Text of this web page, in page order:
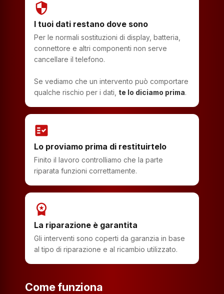
security
I tuoi dati restano dove sono
Per le normali sostituzioni di display, batteria,
connettore e altri componenti non serve
cancellare il telefono.
Se vediamo che un intervento può comportare
qualche rischio per i dati, te lo diciamo prima.
fact_check
Lo proviamo prima di restituirtelo
Finito il lavoro controlliamo che la parte
riparata funzioni correttamente.
workspace_premium
La riparazione è garantita
Gli interventi sono coperti da garanzia in base
al tipo di riparazione e al ricambio utilizzato.
Come funziona